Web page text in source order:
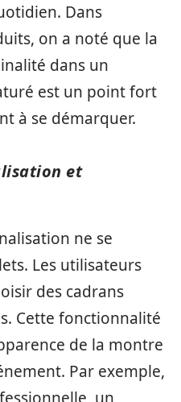
Dans
on a noté que la
dans un
est un point fort
à se démarquer.
et
ne se
Les utilisateurs
des cadrans
Cette fonctionnalité
de la montre
Par exemple,